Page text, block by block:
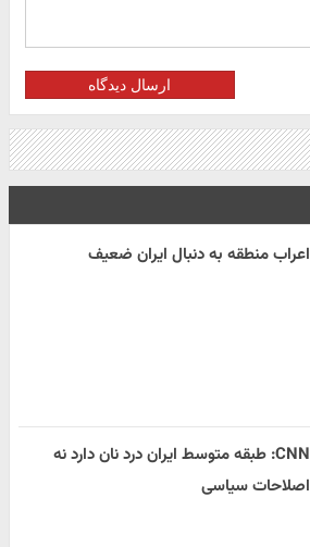
ارسال دیدگاه
اعراب منطقه به دنبال ایران ضعیف
CNN: طبقه متوسط ایران درد نان دارد نه
اصلاحات سیاسی